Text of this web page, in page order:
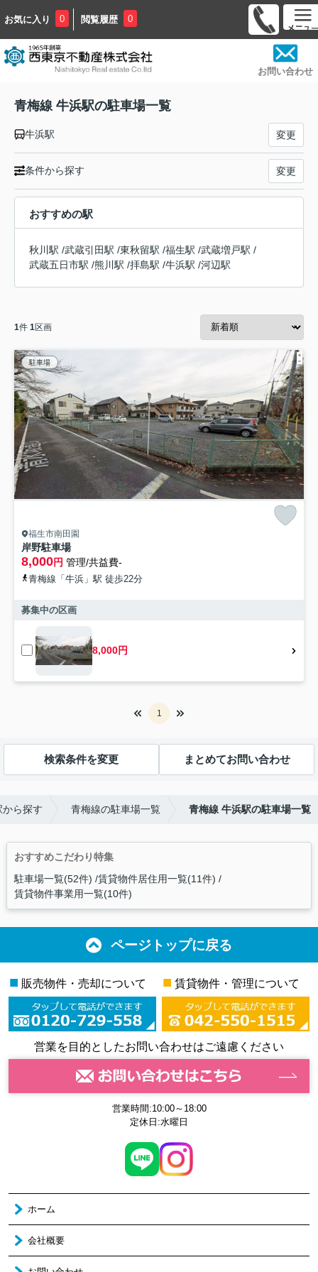
お気に入り 0 閲覧履歴 0
お問い合わせ
青梅線 牛浜駅の駐車場一覧
牛浜駅 変更
条件から探す 変更
おすすめの駅
秋川駅 /武蔵引田駅 /東秋留駅 /福生駅 /武蔵増戸駅 /
武蔵五日市駅 /熊川駅 /拝島駅 /牛浜駅 /河辺駅
1件 1区画
駐車場
福生市南田園
岸野駐車場
8,000円 管理/共益費-
青梅線「牛浜」駅 徒歩22分
募集中の区画
8,000円
1
検索条件を変更 まとめてお問い合わせ
ら探す 青梅線の駐車場一覧 青梅線 牛浜駅の駐車場一覧
おすすめこだわり特集
駐車場一覧(52件) 賃貸物件居住用一覧(11件)
賃貸物件事業用一覧(10件)
ページトップに戻る
■ 販売物件・売却について ■ 賃貸物件・管理について
営業を目的としたお問い合わせはご遠慮ください
営業時間:10:00～18:00
定休日:水曜日
ホーム
会社概要